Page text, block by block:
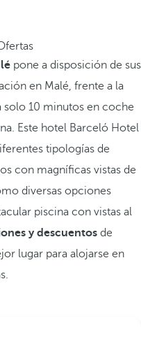
pone a disposición de sus
en Malé, frente a la
10 minutos en coche
Este hotel Barceló Hotel
tipologías de
con magníficas vistas de
diversas opciones
piscina con vistas al
y descuentos de
lugar para alojarse en